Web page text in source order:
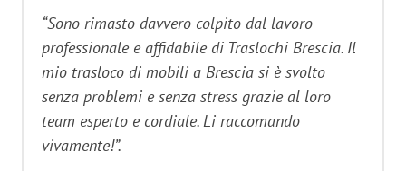
“Sono rimasto davvero colpito dal lavoro
professionale e affidabile di Traslochi Brescia. Il
mio trasloco di mobili a Brescia si è svolto
senza problemi e senza stress grazie al loro
team esperto e cordiale. Li raccomando
vivamente!”.